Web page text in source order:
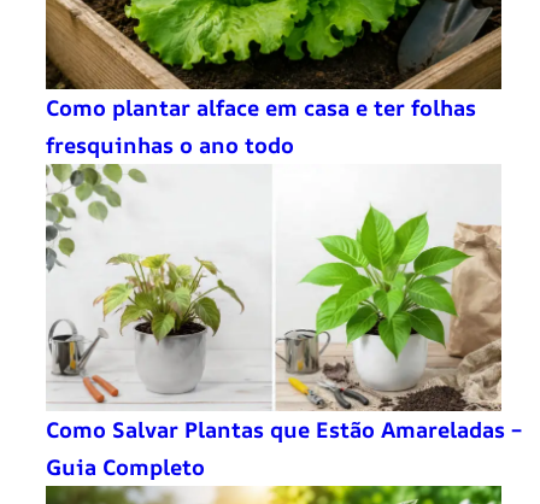
Como plantar alface em casa e ter folhas
fresquinhas o ano todo
Como Salvar Plantas que Estão Amareladas –
Guia Completo